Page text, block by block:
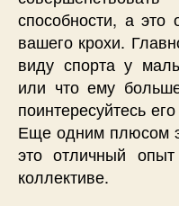
способности, а это
вашего крохи.
виду спорта у
или что ему
поинтересуйтесь
Еще одним плюсом
это отличный
коллективе.